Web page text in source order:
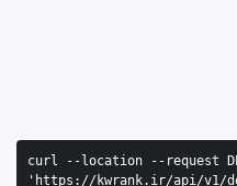
curl --location --request
'https://kwrank.ir/api/v1/